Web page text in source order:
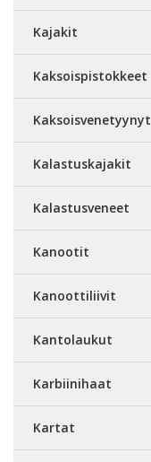
Kajakit
Kaksoispistokkeet
Kaksoisvenetyynyt
Kalastuskajakit
Kalastusveneet
Kanootit
Kanoottiliivit
Kantolaukut
Karbiinihaat
Kartat